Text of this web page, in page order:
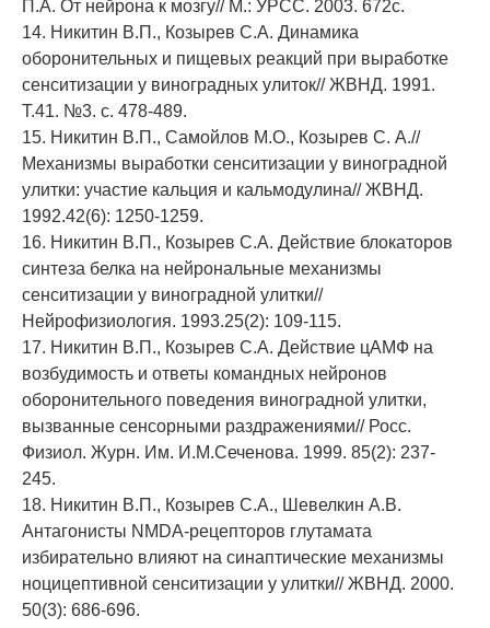
П.А. От нейрона к мозгу// М.: УРСС. 2003. 672с.
14. Никитин В.П., Козырев С.А. Динамика
оборонительных и пищевых реакций при выработке
сенситизации у виноградных улиток// ЖВНД. 1991.
Т.41. №3. с. 478-489.
15. Никитин В.П., Самойлов М.О., Козырев С. А.//
Механизмы выработки сенситизации у виноградной
улитки: участие кальция и кальмодулина// ЖВНД.
1992.42(6): 1250-1259.
16. Никитин В.П., Козырев С.А. Действие блокаторов
синтеза белка на нейрональные механизмы
сенситизации у виноградной улитки//
Нейрофизиология. 1993.25(2): 109-115.
17. Никитин В.П., Козырев С.А. Действие цАМФ на
возбудимость и ответы командных нейронов
оборонительного поведения виноградной улитки,
вызванные сенсорными раздражениями// Росс.
Физиол. Журн. Им. И.М.Сеченова. 1999. 85(2): 237-
245.
18. Никитин В.П., Козырев С.А., Шевелкин А.В.
Антагонисты NMDA-рецепторов глутамата
избирательно влияют на синаптические механизмы
ноцицептивной сенситизации у улитки// ЖВНД. 2000.
50(3): 686-696.